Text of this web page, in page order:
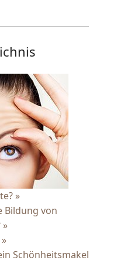
»
Bildung von
Schönheitsmakel